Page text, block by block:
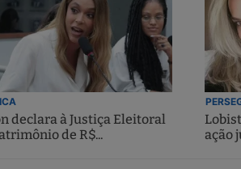
declara à Justiça Eleitoral
de R$...
ação